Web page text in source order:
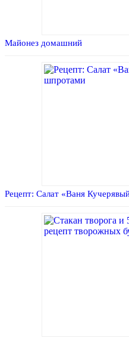
Майонез домашний
Рецепт: Салат «Ваня